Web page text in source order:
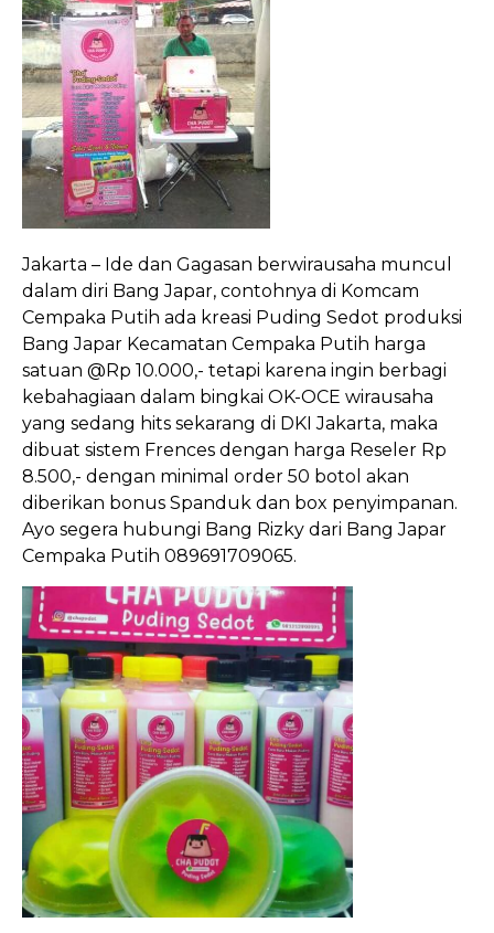
Jakarta – Ide dan Gagasan berwirausaha muncul
dalam diri Bang Japar, contohnya di Komcam
Cempaka Putih ada kreasi Puding Sedot produksi
Bang Japar Kecamatan Cempaka Putih harga
satuan @Rp 10.000,- tetapi karena ingin berbagi
kebahagiaan dalam bingkai OK-OCE wirausaha
yang sedang hits sekarang di DKI Jakarta, maka
dibuat sistem Frences dengan harga Reseler Rp
8.500,- dengan minimal order 50 botol akan
diberikan bonus Spanduk dan box penyimpanan.
Ayo segera hubungi Bang Rizky dari Bang Japar
Cempaka Putih 089691709065.